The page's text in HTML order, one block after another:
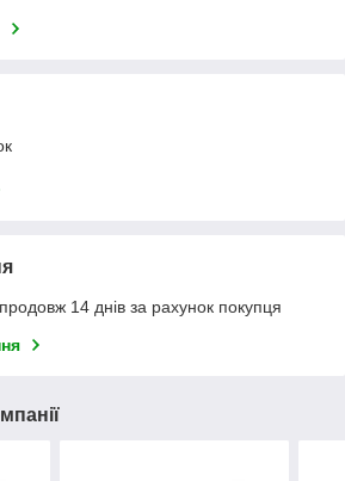
14 днів за рахунок покупця